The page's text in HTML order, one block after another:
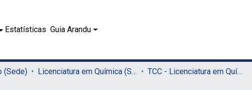
Estatísticas Guia Arandu
(Sede) Licenciatura em Química (Sede)
TCC - Licenciatura em Química (Sede)